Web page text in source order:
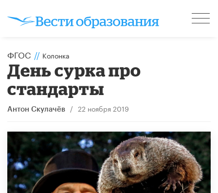
ФГОС // Колонка
День сурка про
стандарты
Антон Скулачёв / 22 ноября 2019